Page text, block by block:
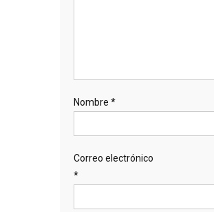
Nombre *
Correo electrónico
*